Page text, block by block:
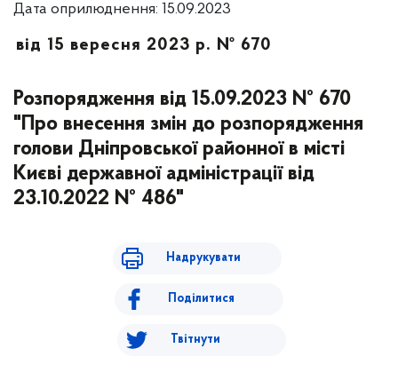
Дата оприлюднення: 15.09.2023
від 15 вересня 2023 р. № 670
Розпорядження від 15.09.2023 № 670
"Про внесення змін до розпорядження
голови Дніпровської районної в місті
Києві державної адміністрації від
23.10.2022 № 486"
Надрукувати
Поділитися
Твітнути